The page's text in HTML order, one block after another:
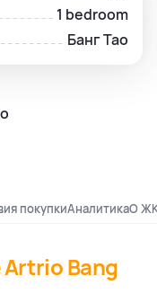
1 bedroom
Банг Тао
покупкиАналитикаО
Bang